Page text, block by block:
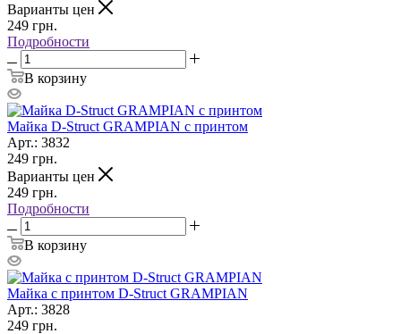
Варианты цен
249 грн.
Подробности
В корзину
Майка D-Struct GRAMPIAN с принтом
Арт.: 3832
249 грн.
Варианты цен
249 грн.
Подробности
В корзину
Майка с принтом D-Struct GRAMPIAN
Арт.: 3828
249 грн.